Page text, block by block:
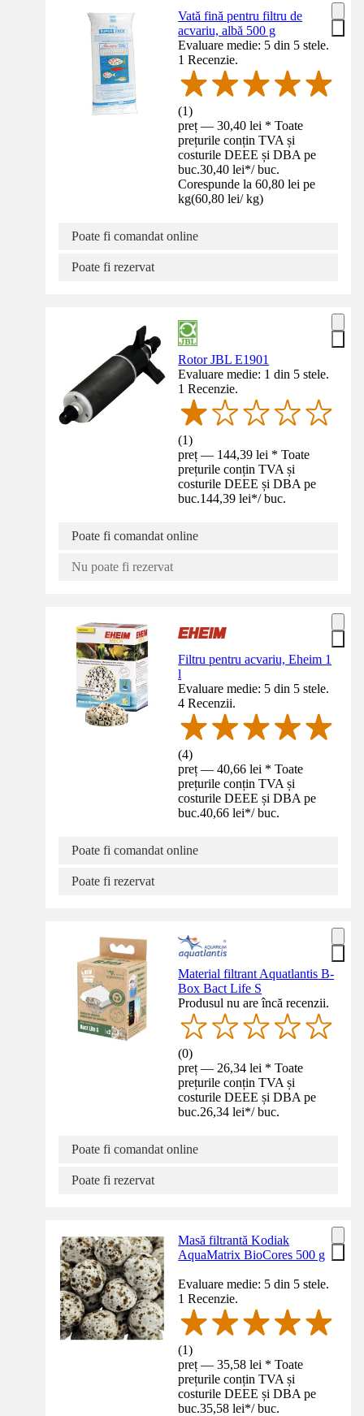
Vată fină pentru filtru de
acvariu, albă 500 g
Evaluare medie: 5 din 5 stele.
1 Recenzie.
(1)
preț — 30,40 lei * Toate
prețurile conțin TVA și
costurile DEEE și DBA pe
buc.30,40 lei*/ buc.
Corespunde la 60,80 lei pe
kg(60,80 lei/ kg)
Poate fi comandat online
Poate fi rezervat
Rotor JBL E1901
Evaluare medie: 1 din 5 stele.
1 Recenzie.
(1)
preț — 144,39 lei * Toate
prețurile conțin TVA și
costurile DEEE și DBA pe
buc.144,39 lei*/ buc.
Poate fi comandat online
Nu poate fi rezervat
Filtru pentru acvariu, Eheim 1
l
Evaluare medie: 5 din 5 stele.
4 Recenzii.
(4)
preț — 40,66 lei * Toate
prețurile conțin TVA și
costurile DEEE și DBA pe
buc.40,66 lei*/ buc.
Poate fi comandat online
Poate fi rezervat
Material filtrant Aquatlantis B-
Box Bact Life S
Produsul nu are încă recenzii.
(0)
preț — 26,34 lei * Toate
prețurile conțin TVA și
costurile DEEE și DBA pe
buc.26,34 lei*/ buc.
Poate fi comandat online
Poate fi rezervat
Masă filtrantă Kodiak
AquaMatrix BioCores 500 g
Evaluare medie: 5 din 5 stele.
1 Recenzie.
(1)
preț — 35,58 lei * Toate
prețurile conțin TVA și
costurile DEEE și DBA pe
buc.35,58 lei*/ buc.